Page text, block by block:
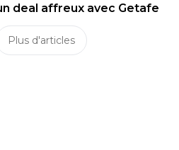
deal affreux avec Getafe
Plus d'articles